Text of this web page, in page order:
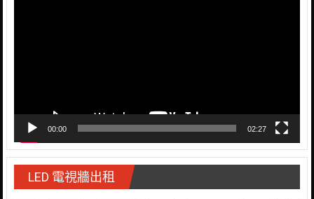
00:00 02:27
LED 電視牆出租